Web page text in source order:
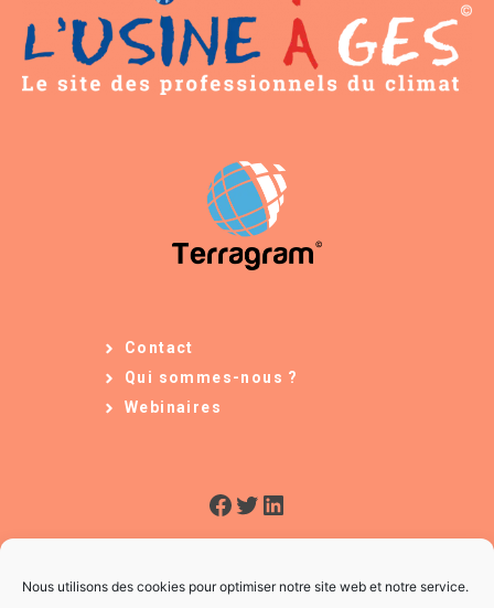
Nous utilisons des cookies pour optimiser notre site web et notre service.
Contact
Qui sommes-nous ?
Webinaires
Facebook
Twitter
LinkedIn